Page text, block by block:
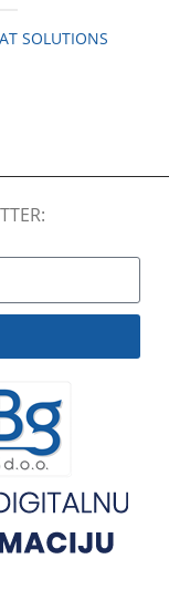
SOLUTIONS